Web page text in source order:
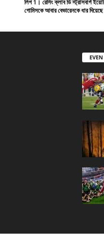
লিগ 1। রেসিং ক্লাব ডি স্ট্রাসবার্গ
গোমিসকে আবার বেভারেনকে ধার দিয়েছে